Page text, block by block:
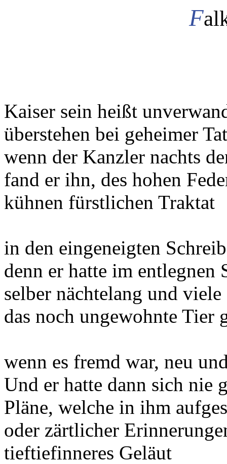
F
Kaiser sein heißt
überstehen bei geheimer
wenn der Kanzler nachts
fand er ihn, des hohen
kühnen fürstlichen Traktat
in den eingeneigten
denn er hatte im entlegnen
selber nächtelang und
das noch ungewohnte Tier
wenn es fremd war, neu
Und er hatte dann sich nie
Pläne, welche in ihm
oder zärtlicher
tieftiefinneres Geläut